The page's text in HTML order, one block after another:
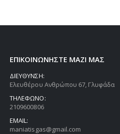
ΕΠΙΚΟΙΝΩΝΗΣΤΕ ΜΑΖΙ ΜΑΣ
ΔΙΕΥΘΥΝΣΗ:
Ελευθέρου Ανθρώπου 67, Γλυφάδα
ΤΗΛΕΦΩΝΟ:
2109600806
EMAIL:
maniatisgas@gmail.com